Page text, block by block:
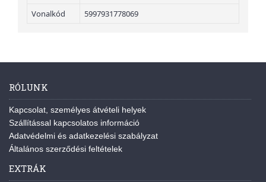
Vonalkód
5997931778069
RÓLUNK
Kapcsolat, személyes átvételi helyek
Szállítással kapcsolatos információ
Adatvédelmi és adatkezelési szabályzat
Általános szerződési feltételek
EXTRÁK